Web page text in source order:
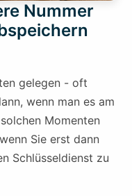
Nummer
gelegen - oft
wenn man es am
Momenten
Sie erst dann
Schlüsseldienst zu